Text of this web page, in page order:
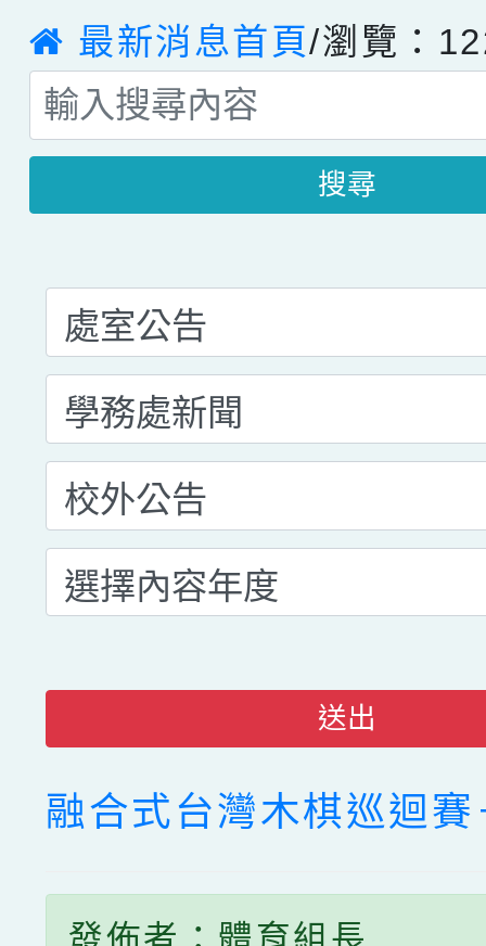
最新消息首頁/瀏覽：
搜尋
送出
融合式台灣木棋巡迴